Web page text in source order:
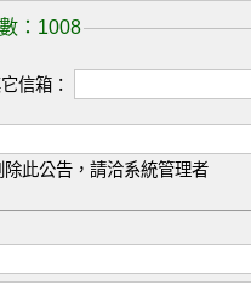
：1008
信箱：
此公告，請洽系統管理者